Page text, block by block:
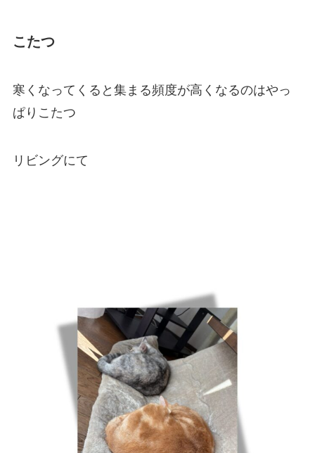
こたつ
寒くなってくると集まる頻度が高くなるのはやっ
ぱりこたつ
リビングにて